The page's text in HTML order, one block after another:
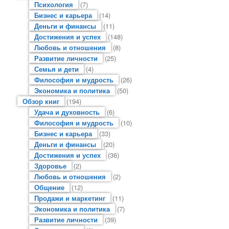
Психология
(7)
Бизнес и карьера
(14)
Деньги и финансы
(11)
Достижения и успех
(148)
Любовь и отношения
(8)
Развитие личности
(25)
Семья и дети
(4)
Философия и мудрость
(26)
Экономика и политика
(50)
Обзор книг
(194)
Удача и духовность
(6)
Философия и мудрость
(10)
Бизнес и карьера
(33)
Деньги и финансы
(20)
Достижения и успех
(36)
Здоровье
(2)
Любовь и отношения
(2)
Общение
(12)
Продажи и маркетинг
(11)
Экономика и политика
(7)
Развитие личности
(39)